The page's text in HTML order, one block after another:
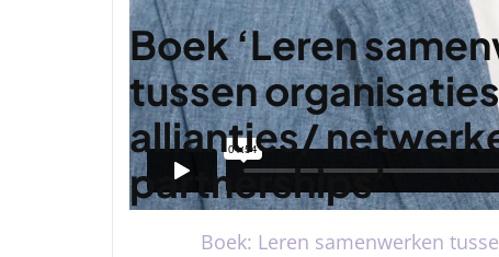
Boek ‘Leren
tussen
allianties/
partnerships’
Boek: Leren samenwerken